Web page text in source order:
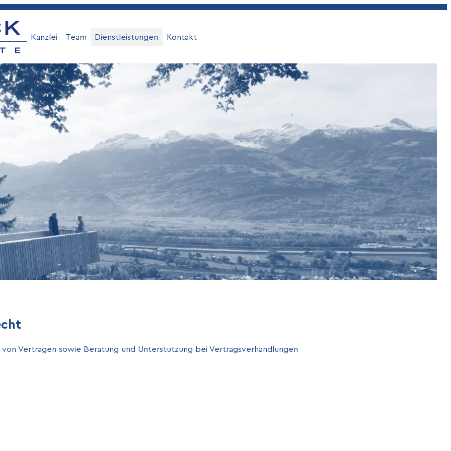
Kanzlei Team Dienstleistungen Kontakt
von Verträgen sowie Beratung und Unterstützung bei Vertragsverhandlungen